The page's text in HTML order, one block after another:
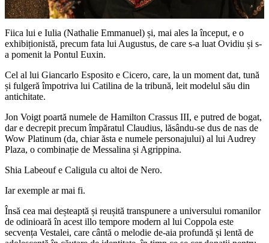
Fiica lui e Iulia (Nathalie Emmanuel) și, mai ales la început, e o
exhibiționistă, precum fata lui Augustus, de care s-a luat Ovidiu și s-
a pomenit la Pontul Euxin.
Cel al lui Giancarlo Esposito e Cicero, care, la un moment dat, tună
și fulgeră împotriva lui Catilina de la tribună, leit modelul său din
antichitate.
Jon Voigt poartă numele de Hamilton Crassus III, e putred de bogat,
dar e decrepit precum împăratul Claudius, lăsându-se dus de nas de
Wow Platinum (da, chiar ăsta e numele personajului) al lui Audrey
Plaza, o combinație de Messalina și Agrippina.
Shia Labeouf e Caligula cu altoi de Nero.
Iar exemple ar mai fi.
Însă cea mai deșteaptă și reușită transpunere a universului romanilor
de odinioară în acest illo tempore modern al lui Coppola este
secvența Vestalei, care cântă o melodie de-aia profundă și lentă de